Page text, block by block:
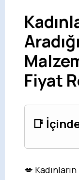
Fiyat
📑
💋